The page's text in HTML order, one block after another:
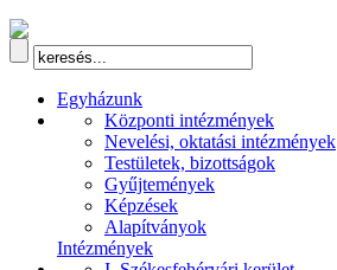
Egyházunk
Központi intézmények
Nevelési, oktatási intézmények
Testületek, bizottságok
Gyűjtemények
Képzések
Alapítványok
Intézmények